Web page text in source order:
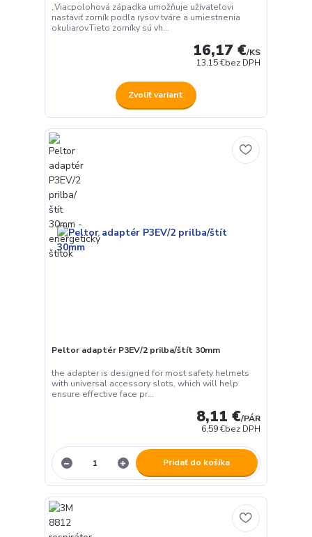
„Viacpolohová západka umožňuje užívateľovi
nastaviť zorník podľa rysov tváre a umiestnenia
okuliarov.Tieto zorníky sú vh...
16,17 €/KS
13,15 €bez DPH
Zvoliť variant
Peltor adaptér P3EV/2 prilba/štít 30mm
the adapter is designed for most safety helmets
with universal accessory slots, which will help
ensure effective face pr...
8,11 €/PÁR
6,59 €bez DPH
Pridať do košíka